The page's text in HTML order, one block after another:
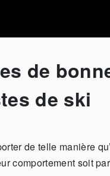
de
de ski
de telle manière
comportement soit